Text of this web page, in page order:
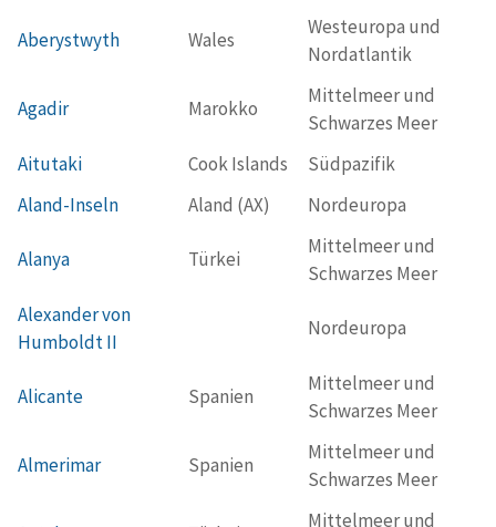
Aberystwyth Wales
Westeuropa und
Nordatlantik
Agadir Marokko
Mittelmeer und
Schwarzes Meer
Aitutaki
Cook Islands
Südpazifik
Aland-Inseln
Aland (AX) Nordeuropa
Alanya Türkei
Mittelmeer und
Schwarzes Meer
Alexander von
Humboldt II
Nordeuropa
Alicante Spanien
Mittelmeer und
Schwarzes Meer
Almerimar Spanien
Mittelmeer und
Schwarzes Meer
Mittelmeer und